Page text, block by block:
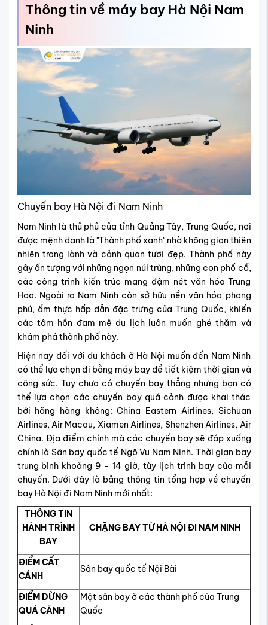
Thông tin về máy bay Hà Nội Nam
Ninh
Chuyến bay Hà Nội đi Nam Ninh
Nam Ninh là thủ phủ của tỉnh Quảng Tây, Trung Quốc, nơi
được mệnh danh là "Thành phố xanh" nhờ không gian thiên
nhiên trong lành và cảnh quan tươi đẹp. Thành phố này
gây ấn tượng với những ngọn núi trùng, những con phố cổ,
các công trình kiến trúc mang đậm nét văn hóa Trung
Hoa. Ngoài ra Nam Ninh còn sở hữu nền văn hóa phong
phú, ẩm thực hấp dẫn đặc trưng của Trung Quốc, khiến
các tâm hồn đam mê du lịch luôn muốn ghé thăm và
khám phá thành phố này.
Hiện nay đối với du khách ở Hà Nội muốn đến Nam Ninh
có thể lựa chọn đi bằng máy bay để tiết kiệm thời gian và
công sức. Tuy chưa có chuyến bay thẳng nhưng bạn có
thể lựa chọn các chuyến bay quá cảnh được khai thác
bởi hãng hàng không: China Eastern Airlines, Sichuan
Airlines, Air Macau, Xiamen Airlines, Shenzhen Airlines, Air
China. Địa điểm chính mà các chuyến bay sẽ đáp xuống
chính là Sân bay quốc tế Ngô Vu Nam Ninh. Thời gian bay
trung bình khoảng 9 - 14 giờ, tùy lịch trình bay của mỗi
chuyến. Dưới đây là bảng thông tin tổng hợp về chuyến
bay Hà Nội đi Nam Ninh mới nhất:
THÔNG TIN
HÀNH TRÌNH
BAY
CHẶNG BAY TỪ HÀ NỘI ĐI NAM NINH
ĐIỂM CẤT
CÁNH
Sân bay quốc tế Nội Bài
ĐIỂM DỪNG
QUÁ CẢNH
Một sân bay ở các thành phố của Trung
Quốc